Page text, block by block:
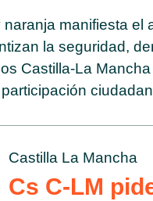
manifiesta el
la seguridad,
Castilla-La
Castilla La Mancha
Cs C-LM